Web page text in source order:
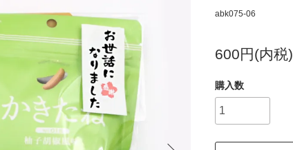
abk075-06
600円(内税)
購入数